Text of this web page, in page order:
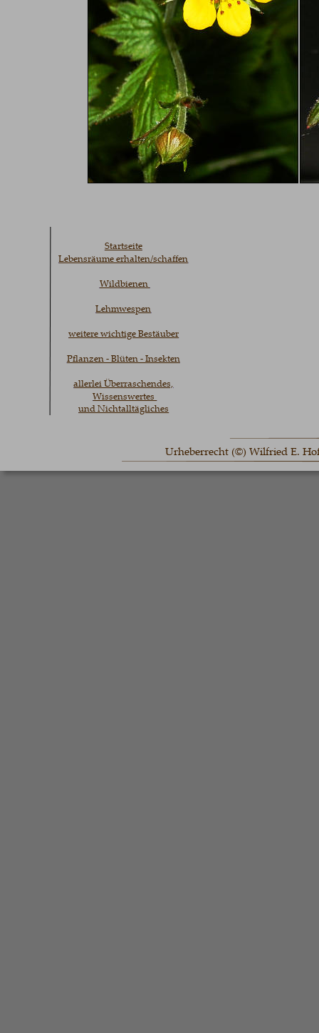
Startseite
Lebensräume erhalten/schaffen
Wildbienen
Lehmwespen
weitere wichtige Bestäuber
Pflanzen - Blüten - Insekten
allerlei Überraschendes,
Wissenswertes
und Nichtalltägliches
Urheberrecht (©) Wilfried E.